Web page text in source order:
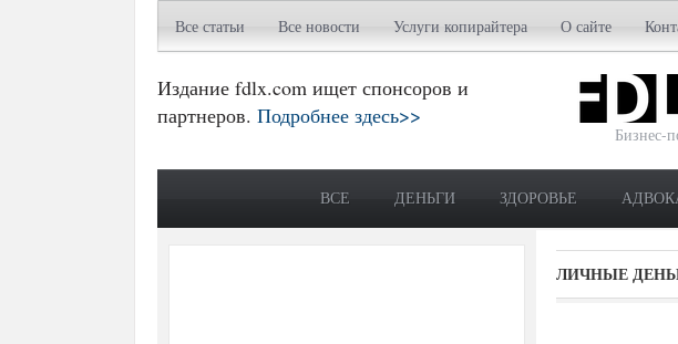
Все статьи Все новости Услуги копирайтера О сайте
Издание fdlx.com ищет спонсоров и
партнеров. Подробнее здесь>>
Бизнес-
ВСЕ ДЕНЬГИ ЗДОРОВЬЕ
ЛИЧНЫЕ